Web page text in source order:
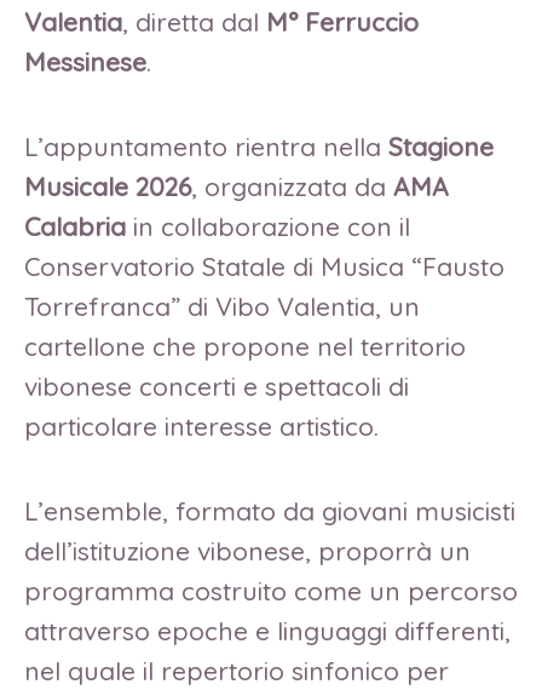
Valentia, diretta dal M° Ferruccio
Messinese.
L’appuntamento rientra nella Stagione
Musicale 2026, organizzata da AMA
Calabria in collaborazione con il
Conservatorio Statale di Musica “Fausto
Torrefranca” di Vibo Valentia, un
cartellone che propone nel territorio
vibonese concerti e spettacoli di
particolare interesse artistico.
L’ensemble, formato da giovani musicisti
dell’istituzione vibonese, proporrà un
programma costruito come un percorso
attraverso epoche e linguaggi differenti,
nel quale il repertorio sinfonico per